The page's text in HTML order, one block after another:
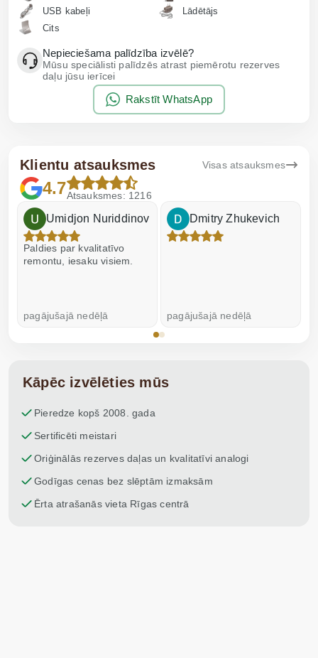
USB kabeļi
Lādētājs
Cits
Nepieciešama palīdzība izvēlē?
Mūsu speciālisti palīdzēs atrast piemērotu rezerves
daļu jūsu ierīcei
Rakstīt WhatsApp
Klientu atsauksmes Visas atsauksmes
4.7Atsauksmes: 1216
Umidjon Nuriddinov
Paldies par kvalitatīvo
remontu, iesaku visiem.
pagājušajā nedēļā
Dmitry Zhukevich
pagājušajā nedēļā
Kāpēc izvēlēties mūs
Pieredze kopš 2008. gada
Sertificēti meistari
Oriģinālās rezerves daļas un kvalitatīvi analogi
Godīgas cenas bez slēptām izmaksām
Ērta atrašanās vieta Rīgas centrā